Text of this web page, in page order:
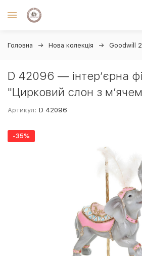
Головна Нова колекція Goodwill
D 42096 — інтер’єрна
"Цирковий слон з
Артикул: D 42096
-35%